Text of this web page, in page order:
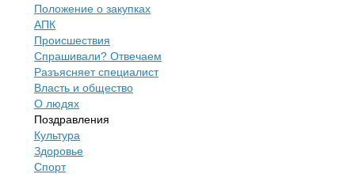
Положение о закупках
АПК
Происшествия
Спрашивали? Отвечаем
Разъясняет специалист
Власть и общество
О людях
Поздравления
Культура
Здоровье
Спорт